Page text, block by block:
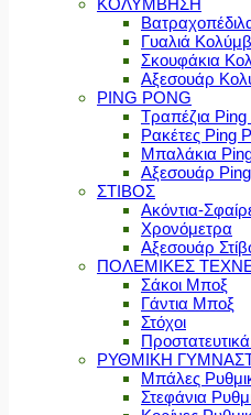
ΚΟΛΥΜΒΗΣΗ
Γυαλιά
Σκουφάκια
Αξεσουάρ
PING PONG
Τραπέζια Ping
Ρακέτες Ping
Μπαλάκια
Αξεσουάρ
ΣΤΙΒΟΣ
Ακόντια-
Χρονόμετρα
Αξεσουάρ
ΠΟΛΕΜΙΚΕΣ
Σάκοι Μποξ
Γάντια Μποξ
Στόχοι
ΡΥΘΜΙΚΗ
Μπάλες
Στεφάνια